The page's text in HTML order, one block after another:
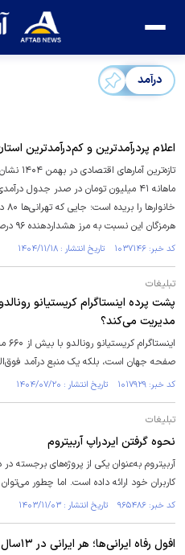
درآمد
اعلام پردرآمدترین و کم‌درآمدترین
ماهانه ۴۱ میلیون تومان در صدر جدول
هرمزگان این نسبت به مرز هشداردهنده ۹۶ درصد رسیده است.
کد خبر: ۱۰۳۷۱۴۶ تاریخ انتشار : ۱۴۰۴/۱۱/۱۸
تبلیغات
پشت پرده اینستاگرام کریستیانو
مدیریت می‌کند؟
صفحه جهان است، بلکه یک منبع درآمد
کد خبر: ۱۰۱۷۹۲۹ تاریخ انتشار : ۱۴۰۴/۰۷/۲۰
تبلیغات
نحوه گرفتن ایردراپ آربیتروم
آربیتروم به‌عنوان یکی از پروژه‌های برجسته در
کاربران خود ارائه داده است. اما چطور
کد خبر: ۹۶۵۴۸۶ تاریخ انتشار : ۱۴۰۳/۱۱/۰۳
افول رفاه ایرانی‌ها؛ هر ایرانی در ۱۳سال اخیر ۲۰ درصد فقیرتر شده است